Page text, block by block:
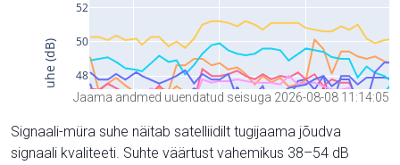
Jaama andmed uuendatud seisuga 2026-08-08 11:14:05
Signaali-müra suhe näitab satelliidilt tugijaama jõudva
signaali kvaliteeti. Suhte väärtust vahemikus 38–54 dB